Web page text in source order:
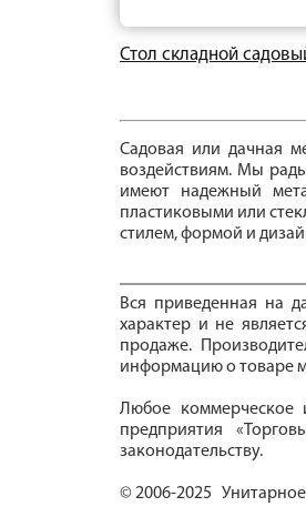
Стол складной
Садовая или дачная
воздействиям. Мы
имеют надежный
пластиковыми или
стилем, формой и
Вся приведенная на
характер и не
продаже.
информацию о товаре
Любое коммерческое
предприятия
законодательству.
© 2006-2025